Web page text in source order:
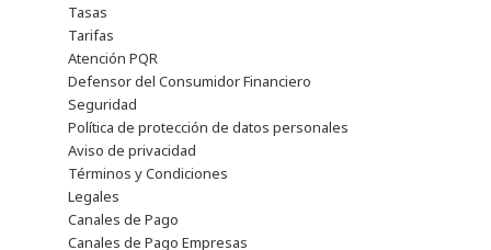
Tasas
Tarifas
Atención PQR
Defensor del Consumidor Financiero
Seguridad
Política de protección de datos personales
Aviso de privacidad
Términos y Condiciones
Legales
Canales de Pago
Canales de Pago Empresas